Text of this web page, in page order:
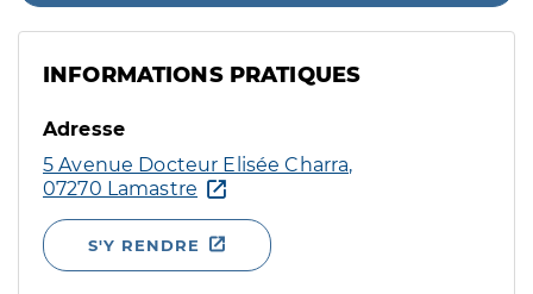
INFORMATIONS PRATIQUES
Adresse
5 Avenue Docteur Elisée Charra,
07270 Lamastre
S'Y RENDRE